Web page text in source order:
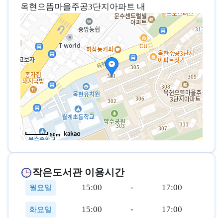
옥현으뜸마을주공3단지아파트 내
50m
작은도서관 이용시간
월요일 15:00 - 17:00
화요일 15:00 - 17:00